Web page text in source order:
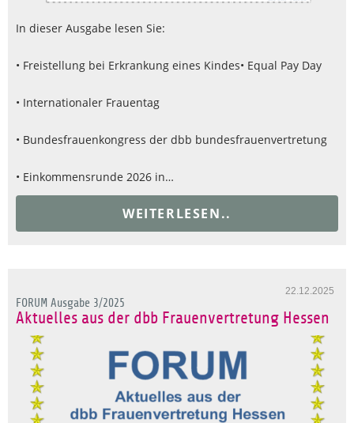
In dieser Ausgabe lesen Sie:
• Freistellung bei Erkrankung eines Kindes• Equal Pay Day
• Internationaler Frauentag
• Bundesfrauenkongress der dbb bundesfrauenvertretung
• Einkommensrunde 2026 in…
WEITERLESEN..
22.12.2025
FORUM Ausgabe 3/2025
Aktuelles aus der dbb Frauenvertretung Hessen